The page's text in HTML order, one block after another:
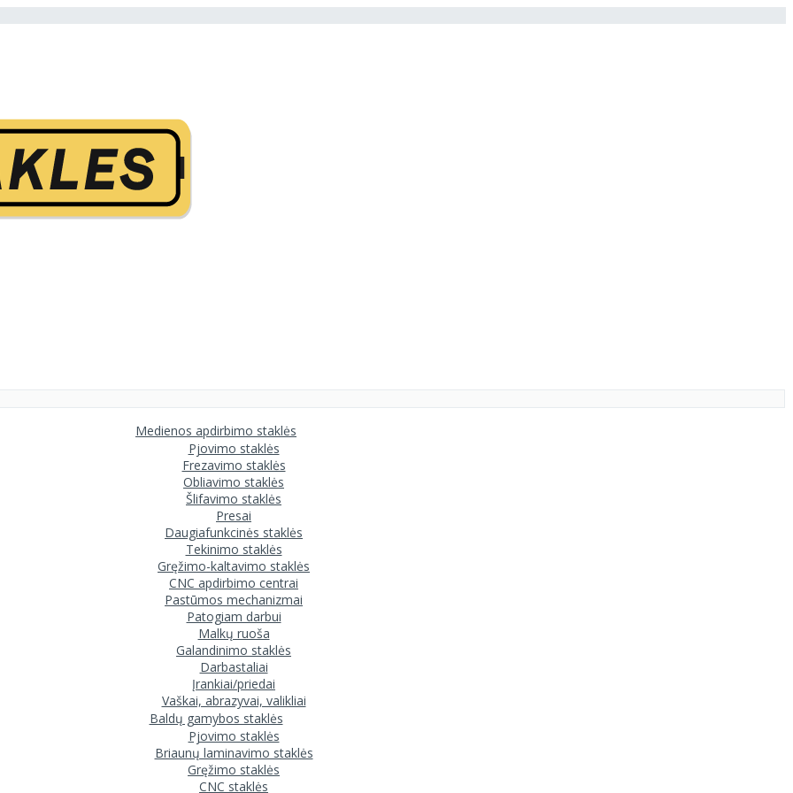
Medienos apdirbimo staklės
Pjovimo staklės
Frezavimo staklės
Obliavimo staklės
Šlifavimo staklės
Presai
Daugiafunkcinės staklės
Tekinimo staklės
Gręžimo-kaltavimo staklės
CNC apdirbimo centrai
Pastūmos mechanizmai
Patogiam darbui
Malkų ruoša
Galandinimo staklės
Darbastaliai
Įrankiai/priedai
Vaškai, abrazyvai, valikliai
Baldų gamybos staklės
Pjovimo staklės
Briaunų laminavimo staklės
Gręžimo staklės
CNC staklės